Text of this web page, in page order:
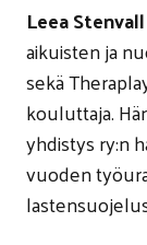
Leea
aikuisten ja
sekä
kouluttaja.
yhdistys ry:n
vuoden